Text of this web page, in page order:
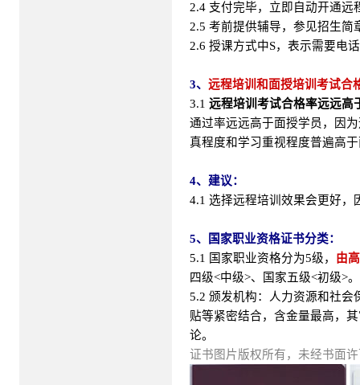
2.4 支付完毕，立即自动开通
2.5 考前提供辅导，参见招生简
2.6 授课方式中S，表示需要电
3、 远程培训和面授培训考试合
3.1 远程培训考试合格率远远高
通过率远远高于面授学员，因
真程度和学习重视程度普遍高
4、建议：
4.1 选择远程培训效果会更好，
5、国家职业资格证书分类：
5.1 国家职业资格分为5级， 由
四级<中级>、国家五级<初级>。
5.2 颁发机构：人力资源和社
贴等紧密结合，含金量最高，
论。
证书图片版权所有，未经书面